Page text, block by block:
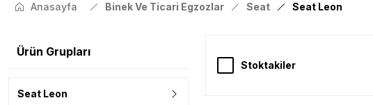
Anasayfa Binek Ve Ticari Egzozlar Seat Seat Leon
Ürün Grupları
Seat Leon
Stoktakiler